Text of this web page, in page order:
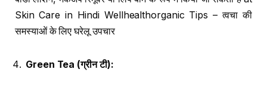
Skin Care in Hindi Wellhealthorganic Tips – त्वचा की
समस्याओं के लिए घरेलू उपचार
Green Tea (ग्रीन टी):